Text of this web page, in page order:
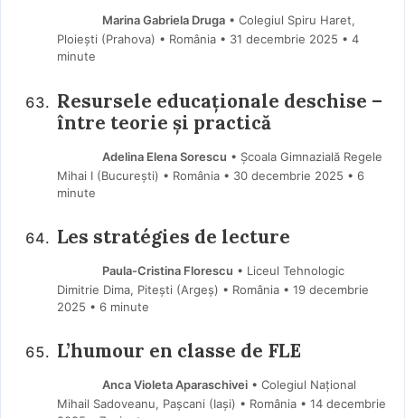
Marina Gabriela Druga• Colegiul Spiru Haret,
Ploiești (Prahova) • România
31 decembrie 2025 • 4
minute
Resursele educaționale deschise –
între teorie și practică
Adelina Elena Sorescu • Școala Gimnazială Regele
Mihai I (Bucureşti) • România
30 decembrie 2025 • 6
minute
Les stratégies de lecture
Paula-Cristina Florescu • Liceul Tehnologic
Dimitrie Dima, Pitești (Argeş) • România
19 decembrie
2025 • 6 minute
L’humour en classe de FLE
Anca Violeta Aparaschivei• Colegiul Național
Mihail Sadoveanu, Pașcani (Iaşi) • România
14 decembrie